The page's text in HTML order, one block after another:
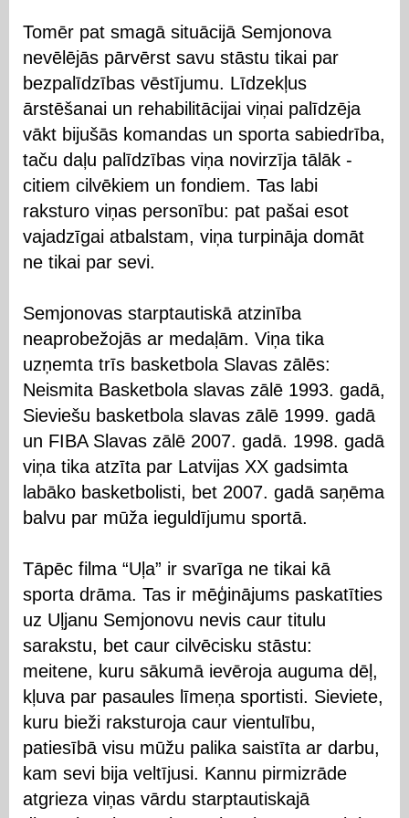
Tomēr pat smagā situācijā Semjonova
nevēlējās pārvērst savu stāstu tikai par
bezpalīdzības vēstījumu. Līdzekļus
ārstēšanai un rehabilitācijai viņai palīdzēja
vākt bijušās komandas un sporta sabiedrība,
taču daļu palīdzības viņa novirzīja tālāk -
citiem cilvēkiem un fondiem. Tas labi
raksturo viņas personību: pat pašai esot
vajadzīgai atbalstam, viņa turpināja domāt
ne tikai par sevi.
Semjonovas starptautiskā atzinība
neaprobežojās ar medaļām. Viņa tika
uzņemta trīs basketbola Slavas zālēs:
Neismita Basketbola slavas zālē 1993. gadā,
Sieviešu basketbola slavas zālē 1999. gadā
un FIBA Slavas zālē 2007. gadā. 1998. gadā
viņa tika atzīta par Latvijas XX gadsimta
labāko basketbolisti, bet 2007. gadā saņēma
balvu par mūža ieguldījumu sportā.
Tāpēc filma “Uļa” ir svarīga ne tikai kā
sporta drāma. Tas ir mēģinājums paskatīties
uz Uļjanu Semjonovu nevis caur titulu
sarakstu, bet caur cilvēcisku stāstu:
meitene, kuru sākumā ievēroja auguma dēļ,
kļuva par pasaules līmeņa sportisti. Sieviete,
kuru bieži raksturoja caur vientulību,
patiesībā visu mūžu palika saistīta ar darbu,
kam sevi bija veltījusi. Kannu pirmizrāde
atgrieza viņas vārdu starptautiskajā